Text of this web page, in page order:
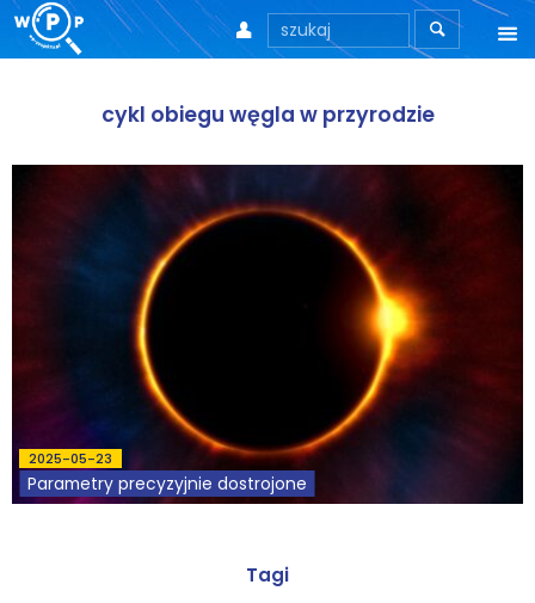

Krytyka teorii ID
Wybór tekstów
 
cykl obiegu węgla w przyrodzie
2025-05-23
Parametry precyzyjnie dostrojone
Tagi